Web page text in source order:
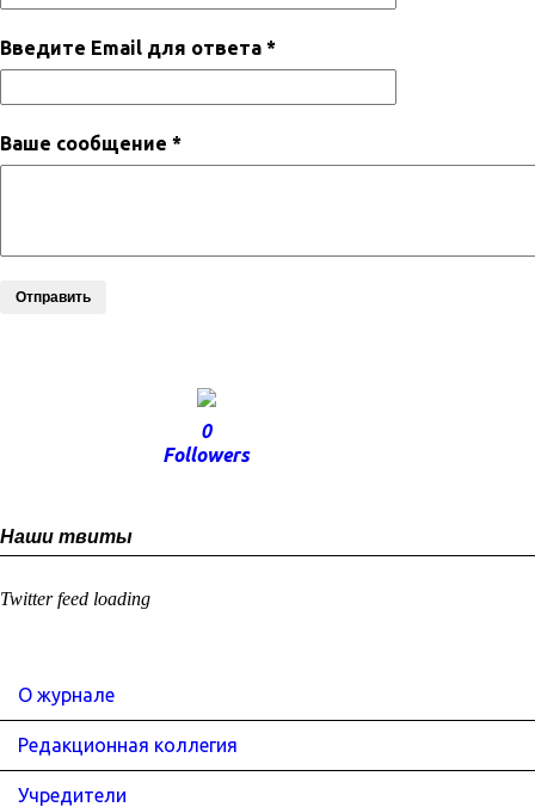
Введите Email для ответа *
Ваше сообщение *
Отправить
0
Followers
Наши твиты
Twitter feed loading
О журнале
Редакционная коллегия
Учредители